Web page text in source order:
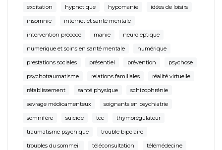
excitation
hypnotique hypomanie
idées de loisirs
insomnie
internet et santé mentale
intervention précoce
manie
neuroleptique
numerique et soins en santé mentale
numérique
prestations sociales
présentiel prévention
psychose
psychotraumatisme
relations familiales
réalité virtuelle
rétablissement
santé physique
schizophrénie
sevrage médicamenteux
soignants en psychiatrie
somnifère
suicide tcc
thymorégulateur
traumatisme psychique
trouble bipolaire
troubles du sommeil
téléconsultation
télémédecine